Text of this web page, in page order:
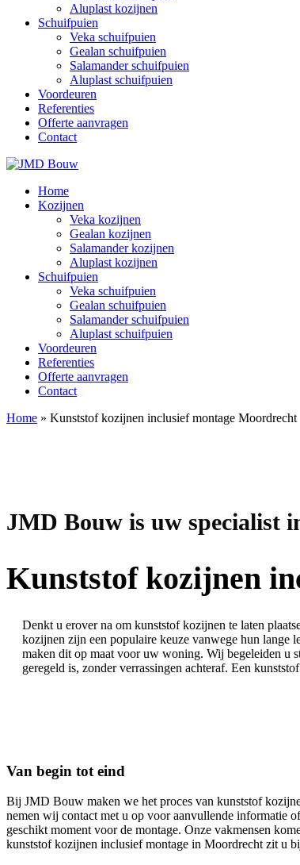
Aluplast kozijnen
Schuifpuien
Veka schuifpuien
Gealan schuifpuien
Salamander schuifpuien
Aluplast schuifpuien
Voordeuren
Referenties
Offerte aanvragen
Contact
Home
Kozijnen
Veka kozijnen
Gealan kozijnen
Salamander kozijnen
Aluplast kozijnen
Schuifpuien
Veka schuifpuien
Gealan schuifpuien
Salamander schuifpuien
Aluplast schuifpuien
Voordeuren
Referenties
Offerte aanvragen
Contact
Home » Kunststof kozijnen inclusief montage Moordrecht
JMD Bouw is uw specialist
Kunststof kozijnen
Denkt u erover na om kunststof kozijnen te laten
kozijnen zijn een populaire keuze vanwege hun lange
maken dit op maat voor uw woning. Wij begeleiden u
geregeld is, zonder verrassingen achteraf. Een
Van begin tot eind
Bij JMD Bouw maken we het proces van kunststof
nemen wij contact met u op voor aanvullende informatie
geschikt moment voor de montage. Onze vakmensen
kunststof kozijnen inclusief montage in Moordrecht zit u